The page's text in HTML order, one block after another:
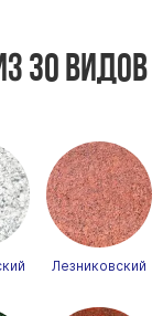
30 видов
Лезниковский